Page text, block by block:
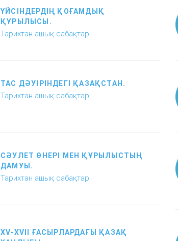
ҮЙСІНДЕРДІҢ ҚОҒАМДЫҚ
ҚҰРЫЛЫСЫ.
Тарихтан ашық сабақтар
ТАС ДӘУІРІНДЕГІ ҚАЗАҚСТАН.
Тарихтан ашық сабақтар
СӘУЛЕТ ӨНЕРІ МЕН ҚҰРЫЛЫСТЫҢ
ДАМУЫ.
Тарихтан ашық сабақтар
XV-XVII ҒАСЫРЛАРДАҒЫ ҚАЗАҚ